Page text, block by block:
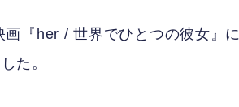
『her / 世界でひとつの彼女』に
た。